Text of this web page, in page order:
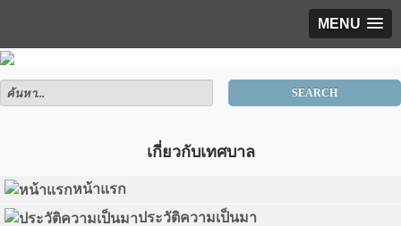
MENU
SEARCH
เกี่ยวกับเทศบาล
หน้าแรก
ประวัติความเป็นมา